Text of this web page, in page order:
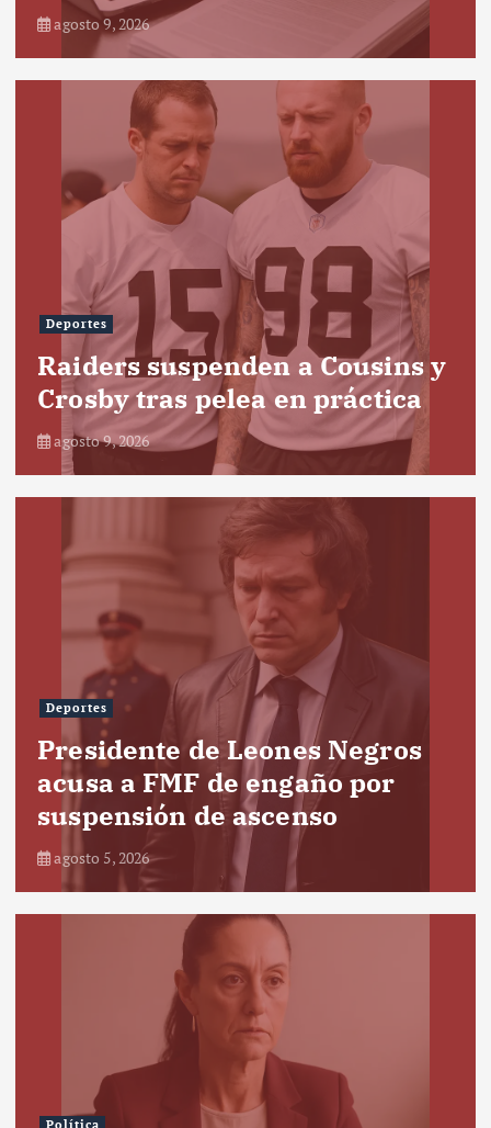
agosto 9, 2026
Deportes
Raiders suspenden a Cousins y
Crosby tras pelea en práctica
agosto 9, 2026
Deportes
Presidente de Leones Negros
acusa a FMF de engaño por
suspensión de ascenso
agosto 5, 2026
Política